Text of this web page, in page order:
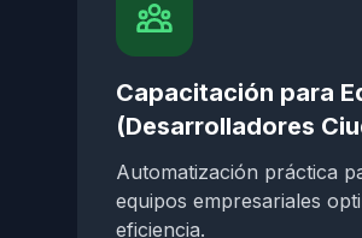
Capacitación para
(Desarrolladores
Automatización práctica
equipos empresariales
eficiencia.